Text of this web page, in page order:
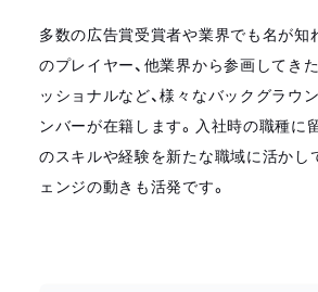
多数の広告賞受賞者や業界でも名が知
のプレイヤー、他業界から参画してき
ッショナルなど、様々なバックグラウ
ンバーが在籍します。入社時の職種に
のスキルや経験を新たな職域に活かし
ェンジの動きも活発です。